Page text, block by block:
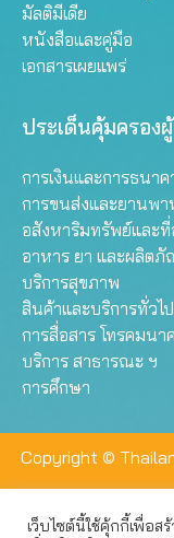
มัลติมีเดีย
หนังสือและคู่มือ
เอกสารเผยแพร่
ประเด็นคุ้มครอง
การเงินและการธนาค
การขนส่งและยานพ
อสังหาริมทรัพย์และที่
อาหาร ยา และผลิต
บริการสุขภาพ
สินค้าและบริการทั่วไป
การสื่อสาร โทรคมนา
บริการ สาธารณะ ฯ
การศึกษา
Copyright ©
เว็บไซต์นี้ใช้คุ้กกี้เพื่อ